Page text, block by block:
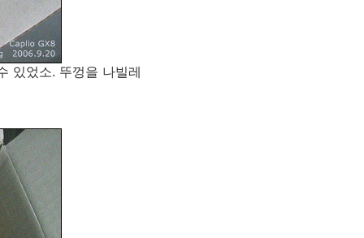
있었소. 뚜껑을 나빌레